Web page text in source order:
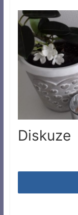
Diskuze